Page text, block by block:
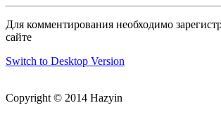
Для комментирования необходимо
сайте
Switch to Desktop Version
Copyright © 2014 Hazyin